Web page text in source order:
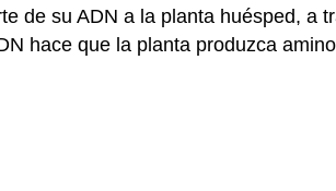
de su ADN a la planta huésped, a
hace que la planta produzca